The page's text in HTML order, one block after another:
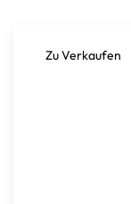
Zu Verkaufen